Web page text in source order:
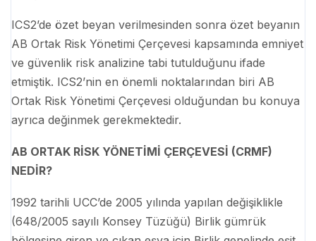
ICS2’de özet beyan verilmesinden sonra özet beyanın
AB Ortak Risk Yönetimi Çerçevesi kapsamında emniyet
ve güvenlik risk analizine tabi tutulduğunu ifade
etmiştik. ICS2’nin en önemli noktalarından biri AB
Ortak Risk Yönetimi Çerçevesi olduğundan bu konuya
ayrıca değinmek gerekmektedir.
AB ORTAK RİSK YÖNETİMİ ÇERÇEVESİ (CRMF)
NEDİR?
1992 tarihli UCC’de 2005 yılında yapılan değişiklikle
(648/2005 sayılı Konsey Tüzüğü) Birlik gümrük